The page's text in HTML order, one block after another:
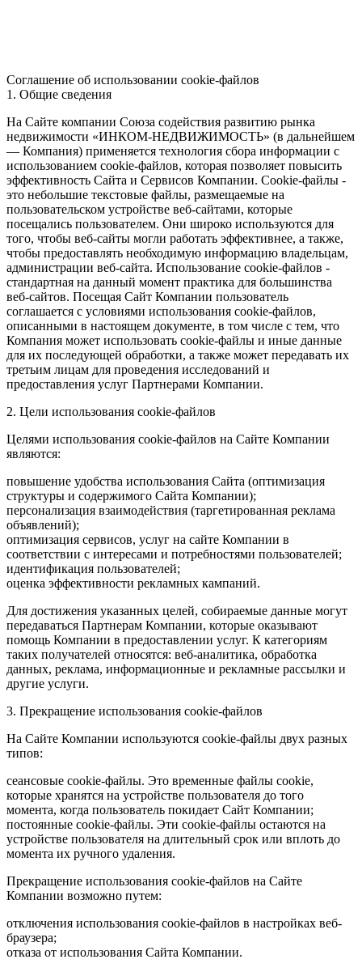
Соглашение об использовании cookie-файлов
1. Общие сведения
На Сайте компании Союза содействия развитию рынка
недвижимости «ИНКОМ-НЕДВИЖИМОСТЬ» (в дальнейшем
— Компания) применяется технология сбора информации с
использованием cookie-файлов, которая позволяет повысить
эффективность Сайта и Сервисов Компании. Сookie-файлы -
это небольшие текстовые файлы, размещаемые на
пользовательском устройстве веб-сайтами, которые
посещались пользователем. Они широко используются для
того, чтобы веб-сайты могли работать эффективнее, а также,
чтобы предоставлять необходимую информацию владельцам,
администрации веб-сайта. Использование cookie-файлов -
стандартная на данный момент практика для большинства
веб-сайтов. Посещая Сайт Компании пользователь
соглашается с условиями использования cookie-файлов,
описанными в настоящем документе, в том числе с тем, что
Компания может использовать cookie-файлы и иные данные
для их последующей обработки, а также может передавать их
третьим лицам для проведения исследований и
предоставления услуг Партнерами Компании.
2. Цели использования cookie-файлов
Целями использования cookie-файлов на Сайте Компании
являются:
повышение удобства использования Сайта (оптимизация
структуры и содержимого Сайта Компании);
персонализация взаимодействия (таргетированная реклама
объявлений);
оптимизация сервисов, услуг на сайте Компании в
соответствии с интересами и потребностями пользователей;
идентификация пользователей;
оценка эффективности рекламных кампаний.
Для достижения указанных целей, собираемые данные могут
передаваться Партнерам Компании, которые оказывают
помощь Компании в предоставлении услуг. К категориям
таких получателей относятся: веб-аналитика, обработка
данных, реклама, информационные и рекламные рассылки и
другие услуги.
3. Прекращение использования cookie-файлов
На Сайте Компании используются cookie-файлы двух разных
типов:
сеансовые cookie-файлы. Это временные файлы cookie,
которые хранятся на устройстве пользователя до того
момента, когда пользователь покидает Сайт Компании;
постоянные cookie-файлы. Эти cookie-файлы остаются на
устройстве пользователя на длительный срок или вплоть до
момента их ручного удаления.
Прекращение использования cookie-файлов на Сайте
Компании возможно путем:
отключения использования cookie-файлов в настройках веб-
браузера;
отказа от использования Сайта Компании.